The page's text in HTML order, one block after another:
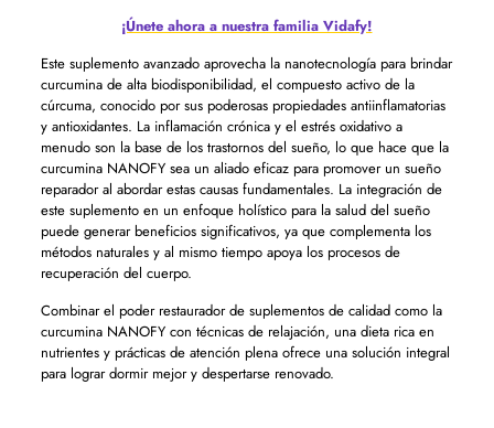
¡Únete ahora a nuestra familia Vidafy!
Este suplemento avanzado aprovecha la nanotecnología para brindar
curcumina de alta biodisponibilidad, el compuesto activo de la
cúrcuma, conocido por sus poderosas propiedades antiinflamatorias
y antioxidantes. La inflamación crónica y el estrés oxidativo a
menudo son la base de los trastornos del sueño, lo que hace que la
curcumina NANOFY sea un aliado eficaz para promover un sueño
reparador al abordar estas causas fundamentales. La integración de
este suplemento en un enfoque holístico para la salud del sueño
puede generar beneficios significativos, ya que complementa los
métodos naturales y al mismo tiempo apoya los procesos de
recuperación del cuerpo.
Combinar el poder restaurador de suplementos de calidad como la
curcumina NANOFY con técnicas de relajación, una dieta rica en
nutrientes y prácticas de atención plena ofrece una solución integral
para lograr dormir mejor y despertarse renovado.